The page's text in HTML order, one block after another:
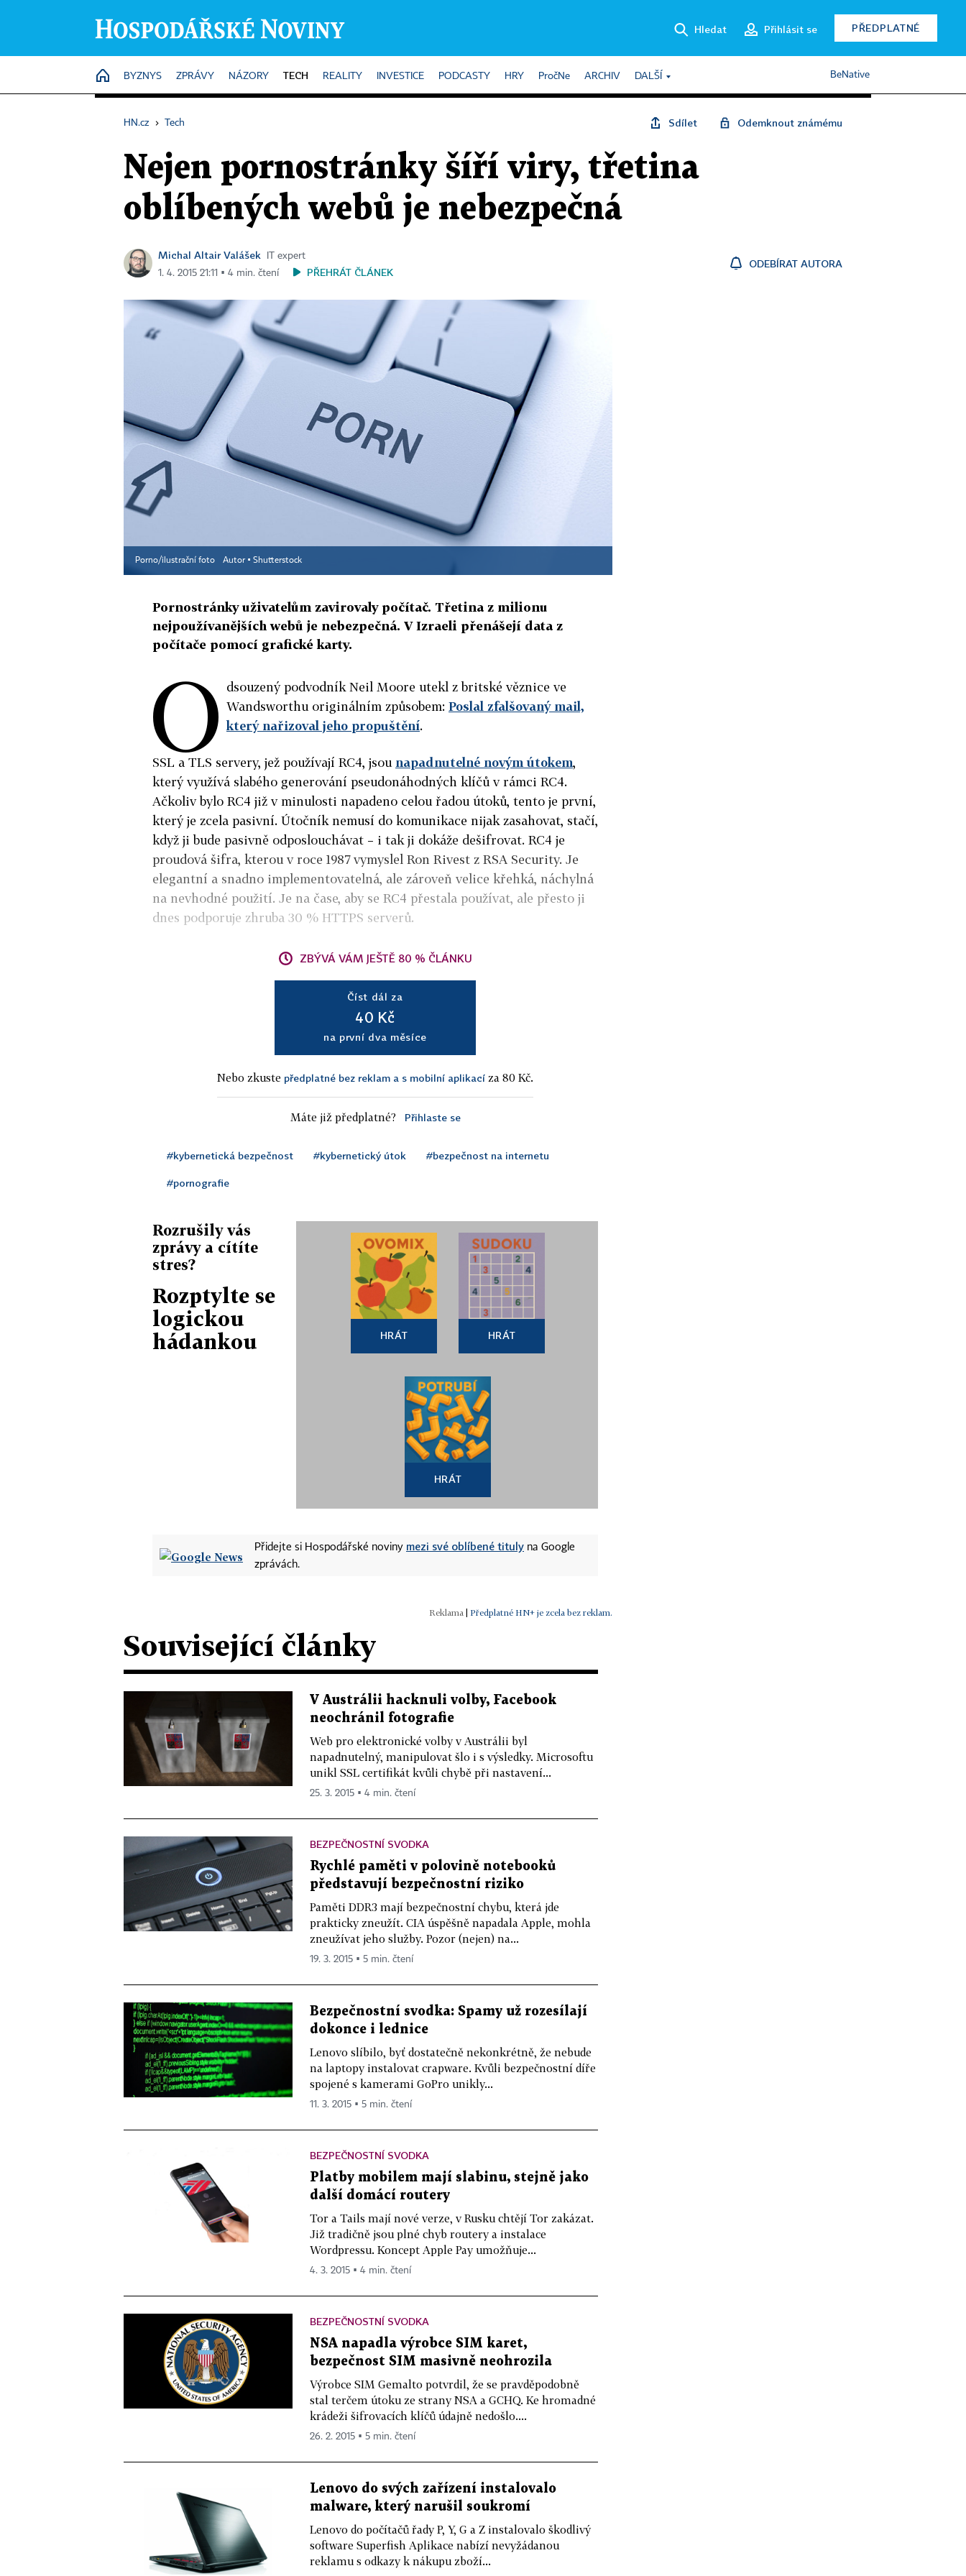
Hledat Přihlásit se PŘEDPLATNÉ
HOME
BYZNYS ZPRÁVY NÁZORY TECH REALITY INVESTICE PODCASTY HRY PročNe ARCHIV DALŠÍ BeNative
HN.cz › Tech Sdílet Odemknout známému
Nejen pornostránky šíří viry, třetina
oblíbených webů je nebezpečná
Michal Altair Valášek
IT expert
1. 4. 2015 21:11 ▪ 4 min. čtení
PŘEHRÁT ČLÁNEK
ODEBÍRAT AUTORA
Porno/ilustrační foto Autor ▪ Shutterstock
Pornostránky uživatelům zavirovaly počítač. Třetina z milionu
nejpoužívanějších webů je nebezpečná. V Izraeli přenášejí data z
počítače pomocí grafické karty.
O dsouzený podvodník Neil Moore utekl z britské věznice ve
Wandsworthu originálním způsobem: Poslal zfalšovaný mail,
který nařizoval jeho propuštění.
SSL a TLS servery, jež používají RC4, jsou napadnutelné novým útokem,
který využívá slabého generování pseudonáhodných klíčů v rámci RC4.
Ačkoliv bylo RC4 již v minulosti napadeno celou řadou útoků, tento je první,
který je zcela pasivní. Útočník nemusí do komunikace nijak zasahovat, stačí,
když ji bude pasivně odposlouchávat – i tak ji dokáže dešifrovat. RC4 je
proudová šifra, kterou v roce 1987 vymyslel Ron Rivest z RSA Security. Je
elegantní a snadno implementovatelná, ale zároveň velice křehká, náchylná
na nevhodné použití. Je na čase, aby se RC4 přestala používat, ale přesto ji
dnes podporuje zhruba 30 % HTTPS serverů.
ZBÝVÁ VÁM JEŠTĚ 80 % ČLÁNKU
Číst dál za
40 Kč
na první dva měsíce
Nebo zkuste předplatné bez reklam a s mobilní aplikací za 80 Kč.
Máte již předplatné? Přihlaste se
#kybernetická bezpečnost #kybernetický útok #bezpečnost na internetu
#pornografie
Rozrušily vás
zprávy a cítíte
stres?
Rozptylte se
logickou
hádankou
HRÁT HRÁT
HRÁT
Přidejte si Hospodářské noviny mezi své oblíbené tituly na Google
zprávách.
| Předplatné HN+ je zcela bez reklam.
Související články
V Austrálii hacknuli volby, Facebook
neochránil fotografie
Web pro elektronické volby v Austrálii byl
napadnutelný, manipulovat šlo i s výsledky. Microsoftu
unikl SSL certifikát kvůli chybě při nastavení...
25. 3. 2015 ▪ 4 min. čtení
BEZPEČNOSTNÍ SVODKA
Rychlé paměti v polovině notebooků
představují bezpečnostní riziko
Paměti DDR3 mají bezpečnostní chybu, která jde
prakticky zneužít. CIA úspěšně napadala Apple, mohla
zneužívat jeho služby. Pozor (nejen) na...
19. 3. 2015 ▪ 5 min. čtení
Bezpečnostní svodka: Spamy už rozesílají
dokonce i lednice
Lenovo slíbilo, byť dostatečně nekonkrétně, že nebude
na laptopy instalovat crapware. Kvůli bezpečnostní díře
spojené s kamerami GoPro unikly...
11. 3. 2015 ▪ 5 min. čtení
BEZPEČNOSTNÍ SVODKA
Platby mobilem mají slabinu, stejně jako
další domácí routery
Tor a Tails mají nové verze, v Rusku chtějí Tor zakázat.
Již tradičně jsou plné chyb routery a instalace
Wordpressu. Koncept Apple Pay umožňuje...
4. 3. 2015 ▪ 4 min. čtení
BEZPEČNOSTNÍ SVODKA
NSA napadla výrobce SIM karet,
bezpečnost SIM masivně neohrozila
Výrobce SIM Gemalto potvrdil, že se pravděpodobně
stal terčem útoku ze strany NSA a GCHQ. Ke hromadné
krádeži šifrovacích klíčů údajně nedošlo....
26. 2. 2015 ▪ 5 min. čtení
Lenovo do svých zařízení instalovalo
malware, který narušil soukromí
Lenovo do počítačů řady P, Y, G a Z instalovalo škodlivý
software Superfish Aplikace nabízí nevyžádanou
reklamu s odkazy k nákupu zboží...